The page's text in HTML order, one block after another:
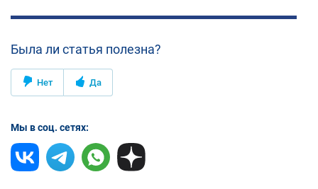
Была ли статья полезна?
Нет Да
Мы в соц. сетях: